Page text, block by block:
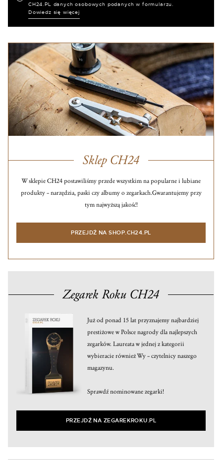
CH24.PL danych osobowych podanych w formularzu.
Dowiedz się więcej
Sklep CH24
W sklepie CH24 postawiliśmy przede wszystkim na popularne i lubiane
produkty – narzędzia, paski czy albumy o zegarkach.Gwarantujemy przy
tym najwyższą jakość!
PRZEJDŹ NA SHOP.CH24.PL
Zegarek Roku CH24
Już od ponad 15 lat przyznajemy najbardziej
prestiżowe w Polsce nagrody dla najlepszych
zegarków. Laureata w jednej z kategorii
wybieracie również Wy – czytelnicy naszego
magazynu.
Sprawdź nominowane zegarki!
PRZEJDŹ NA ZEGAREKROKU.PL